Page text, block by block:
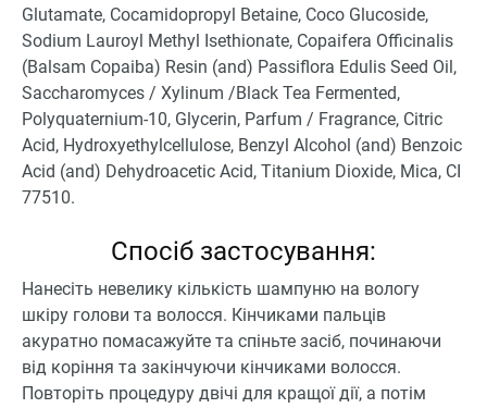
Glutamate, Cocamidopropyl Betaine, Coco Glucoside,
Sodium Lauroyl Methyl Isethionate, Copaifera Officinalis
(Balsam Copaiba) Resin (and) Passiflora Edulis Seed Oil,
Saccharomyces / Xylinum /Black Tea Fermented,
Polyquaternium-10, Glycerin, Parfum / Fragrance, Citric
Acid, Hydroxyethylcellulose, Benzyl Alcohol (and) Benzoic
Acid (and) Dehydroacetic Acid, Titanium Dioxide, Mica, CI
77510.
Спосіб застосування:
Нанесіть невелику кількість шампуню на вологу
шкіру голови та волосся. Кінчиками пальців
акуратно помасажуйте та спіньте засіб, починаючи
від коріння та закінчуючи кінчиками волосся.
Повторіть процедуру двічі для кращої дії, а потім